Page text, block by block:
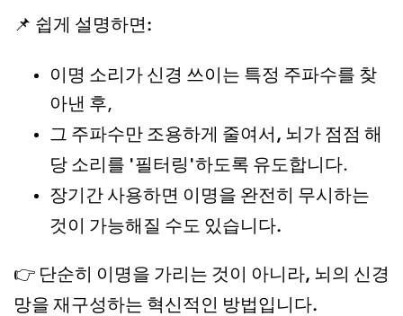
📌 쉽게 설명하면:
이명 소리가 신경 쓰이는 특정 주파수를 찾
아낸 후,
그 주파수만 조용하게 줄여서, 뇌가 점점 해
당 소리를 '필터링'하도록 유도합니다.
장기간 사용하면 이명을 완전히 무시하는
것이 가능해질 수도 있습니다.
👉 단순히 이명을 가리는 것이 아니라, 뇌의 신경
망을 재구성하는 혁신적인 방법입니다.